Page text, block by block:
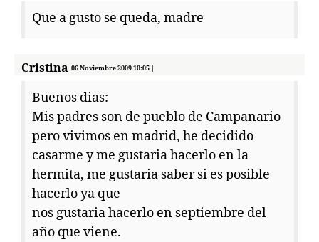
Que a gusto se queda, madre
Cristina 06 Noviembre 2009 10:05 |
Buenos dias:
Mis padres son de pueblo de Campanario
pero vivimos en madrid, he decidido
casarme y me gustaria hacerlo en la
hermita, me gustaria saber si es posible
hacerlo ya que
nos gustaria hacerlo en septiembre del
año que viene.